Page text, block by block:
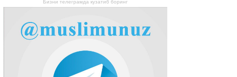
Бизни телеграмда кузатиб боринг